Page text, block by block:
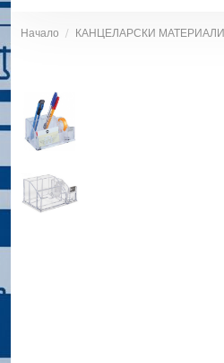
Начало КАНЦЕЛАРСКИ МАТЕРИАЛИ